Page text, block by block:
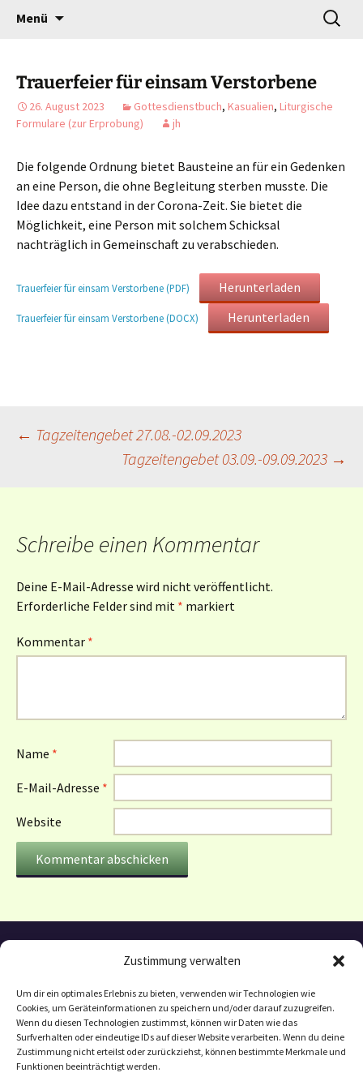
Zustimmung verwalten
Um dir ein optimales Erlebnis zu bieten, verwenden wir Technologien wie
Cookies, um Geräteinformationen zu speichern und/oder darauf zuzugreifen.
Wenn du diesen Technologien zustimmst, können wir Daten wie das
Surfverhalten oder eindeutige IDs auf dieser Website verarbeiten. Wenn du deine
Zustimmung nicht erteilst oder zurückziehst, können bestimmte Merkmale und
Funktionen beeinträchtigt werden.
Willkommen!
Gottesdienst verändert
Menü
Suchen
nach:
Trauerfeier für einsam Verstorbene
26. August 2023 Gottesdienstbuch, Kasualien, Liturgische
Formulare (zur Erprobung)
jh
Die folgende Ordnung bietet Bausteine an für ein Gedenken
an eine Person, die ohne Begleitung sterben musste. Die
Idee dazu entstand in der Corona-Zeit. Sie bietet die
Möglichkeit, eine Per­son mit solchem Schicksal
nachträglich in Gemeinschaft zu verab­schieden.
Trauerfeier für einsam Verstorbene (PDF) Herunterladen
Trauerfeier für einsam Verstorbene (DOCX) Herunterladen
Beitragsnavigation
← Tagzeitengebet 27.08.-02.09.2023
Tagzeitengebet 03.09.-09.09.2023 →
Schreibe einen Kommentar
Deine E-Mail-Adresse wird nicht veröffentlicht.
Erforderliche Felder sind mit * markiert
Kommentar *
Name *
E-Mail-Adresse *
Website